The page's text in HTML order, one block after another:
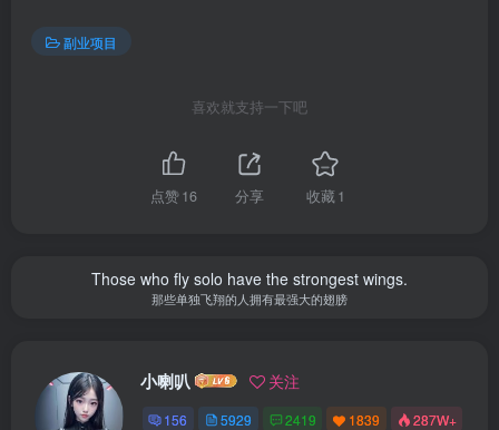
副业项目
喜欢就支持一下吧
点赞16 分享 收藏1
Those who fly solo have the strongest wings.
那些单独飞翔的人拥有最强大的翅膀
小喇叭 关注
156 5929 2419 1839 287W+